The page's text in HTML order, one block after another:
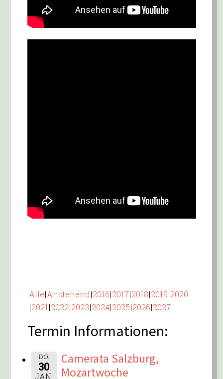
Alle Anstehend 2016 2017 2018 2019 2020
2021 2022 2023 2024 2025 2026 2027
Termin Informationen:
DO.
30
JAN.
Camerata Salzburg,
Mozartwoche